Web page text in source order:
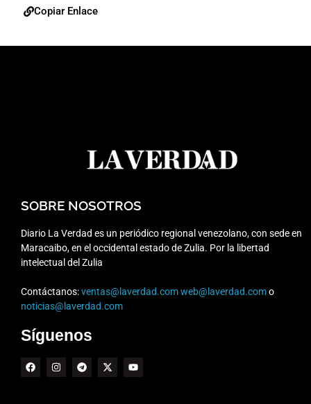
Copiar Enlace
SOBRE NOSOTROS
Diario La Verdad es un periódico regional venezolano, con sede en
Maracaibo, en el occidental estado de Zulia. Por la libertad
intelectual del Zulia
Contáctanos:ventas@laverdad.comweb@laverdad.como
noticias@laverdad.com
Síguenos